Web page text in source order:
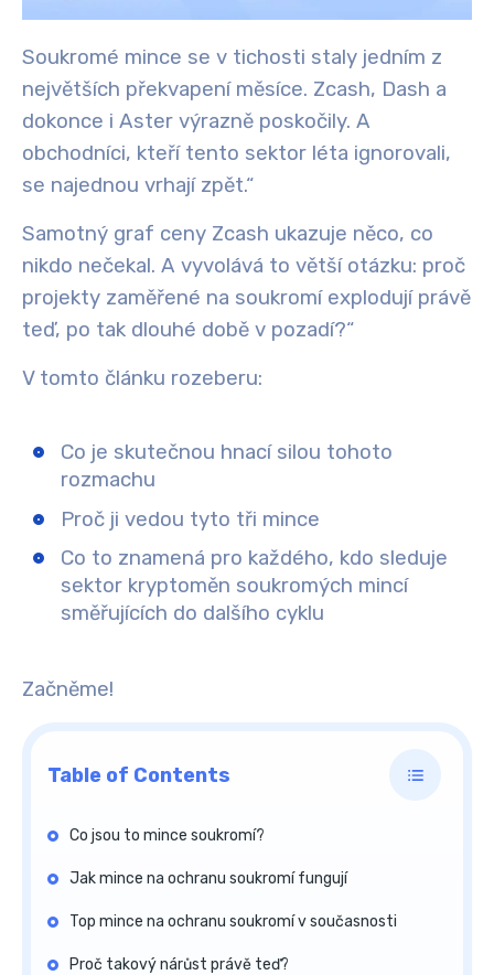
Soukromé mince se v tichosti staly jedním z
největších překvapení měsíce. Zcash, Dash a
dokonce i Aster výrazně poskočily. A
obchodníci, kteří tento sektor léta ignorovali,
se najednou vrhají zpět.“
Samotný graf ceny Zcash ukazuje něco, co
nikdo nečekal. A vyvolává to větší otázku: proč
projekty zaměřené na soukromí explodují právě
teď, po tak dlouhé době v pozadí?“
V tomto článku rozeberu:
Co je skutečnou hnací silou tohoto
rozmachu
Proč ji vedou tyto tři mince
Co to znamená pro každého, kdo sleduje
sektor kryptoměn soukromých mincí
směřujících do dalšího cyklu
Začněme!
Table of Contents
Co jsou to mince soukromí?
Jak mince na ochranu soukromí fungují
Top mince na ochranu soukromí v současnosti
Proč takový nárůst právě teď?